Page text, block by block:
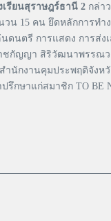
เรียนสุราษฎร์ธานี 2 กล่า
น 15 คน ยึดหลักการ
นดนตรี การแสดง กา
กัญญา สิริวัฒนาพรร
กงานคุมประพฤติจัง
กษาแก่สมาชิก TO